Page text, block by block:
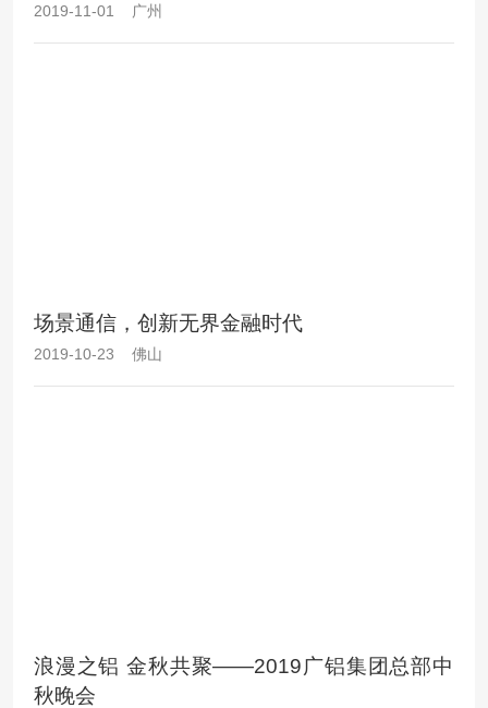
2019-11-01 广州
场景通信，创新无界金融时代
2019-10-23 佛山
浪漫之铝 金秋共聚——2019广铝集团总部中
秋晚会